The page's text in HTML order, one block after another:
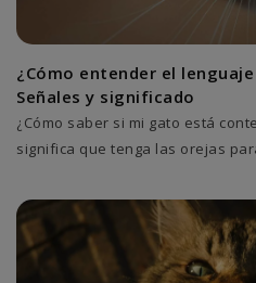
¿Cómo entender el
Señales y significado
¿Cómo saber si mi gato está
significa que tenga las orejas